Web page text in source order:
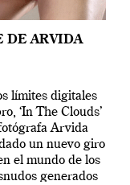
DE ARVIDA
límites digitales
‘In The Clouds’
Arvida
un nuevo giro
el mundo de los
generados